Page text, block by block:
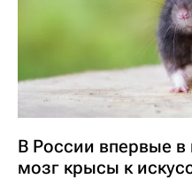
В России впервые
мозг крысы к